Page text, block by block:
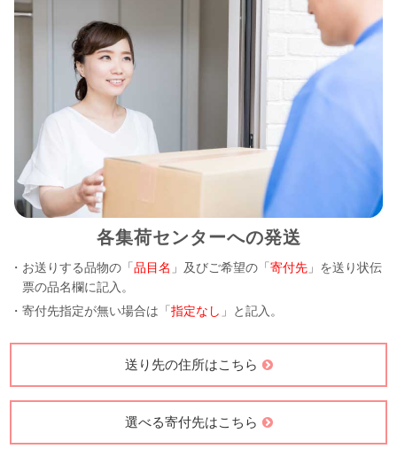
各集荷センターへの発送
・お送りする品物の「品目名 」及びご希望の「寄付先 」を送り状伝
票の品名欄に記入。
・寄付先指定が無い場合は「指定なし 」と記入。
送り先の住所はこちら
選べる寄付先はこちら